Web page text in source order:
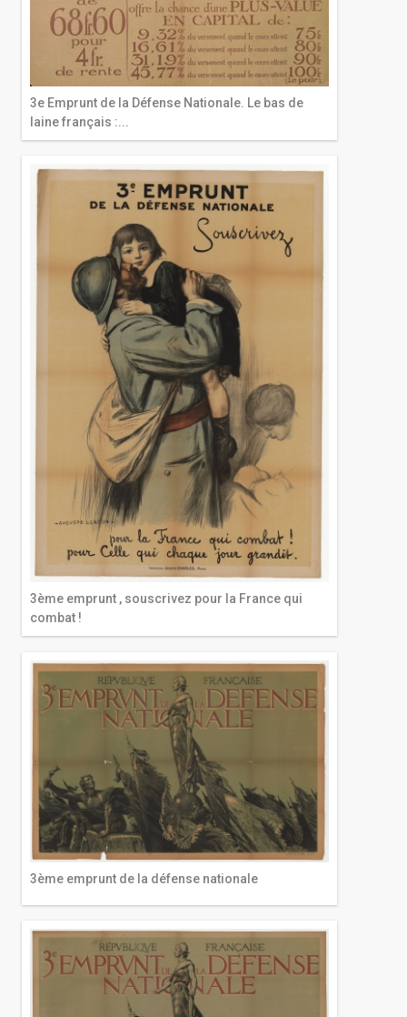
3e Emprunt de la Défense Nationale. Le bas de
laine français :...
3ème emprunt , souscrivez pour la France qui
combat !
3ème emprunt de la défense nationale